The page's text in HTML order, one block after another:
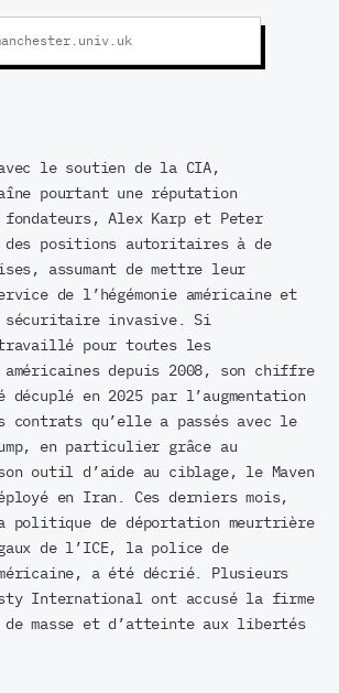
avec le soutien de la CIA,
pourtant une réputation
fondateurs, Alex Karp et Peter
positions autoritaires à de
assumant de mettre leur
de l’hégémonie américaine et
sécuritaire invasive. Si
pour toutes les
depuis 2008, son chiffre
en 2025 par l’augmentation
contrats qu’elle a passés avec le
en particulier grâce au
outil d’aide au ciblage, le Maven
en Iran. Ces derniers mois,
politique de déportation meurtrière
de l’ICE, la police de
a été décrié. Plusieurs
International ont accusé la firme
masse et d’atteinte aux libertés